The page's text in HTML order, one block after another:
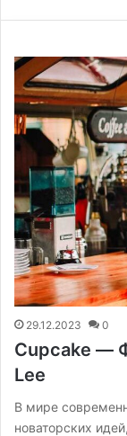
29.12.2023 0
Cupcake —
Lee
В мире
новаторских